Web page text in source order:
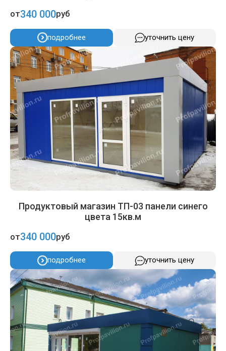
от340 000руб
подробнее уточнить цену
Продуктовый магазин ТП-03 панели синего
цвета 15кв.м
от340 000руб
подробнее уточнить цену